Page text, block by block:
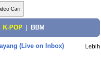
K-POP BBM
(Live on Inbox) Lebih